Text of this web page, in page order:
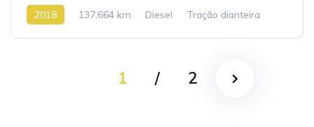
2018 137.664 km Diesel Tração dianteira
1 / 2